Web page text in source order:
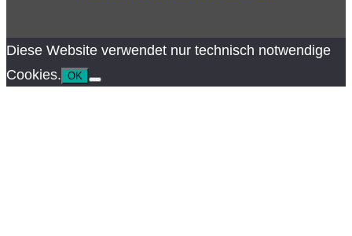
Diese Website verwendet nur technisch notwendige
Cookies. OK